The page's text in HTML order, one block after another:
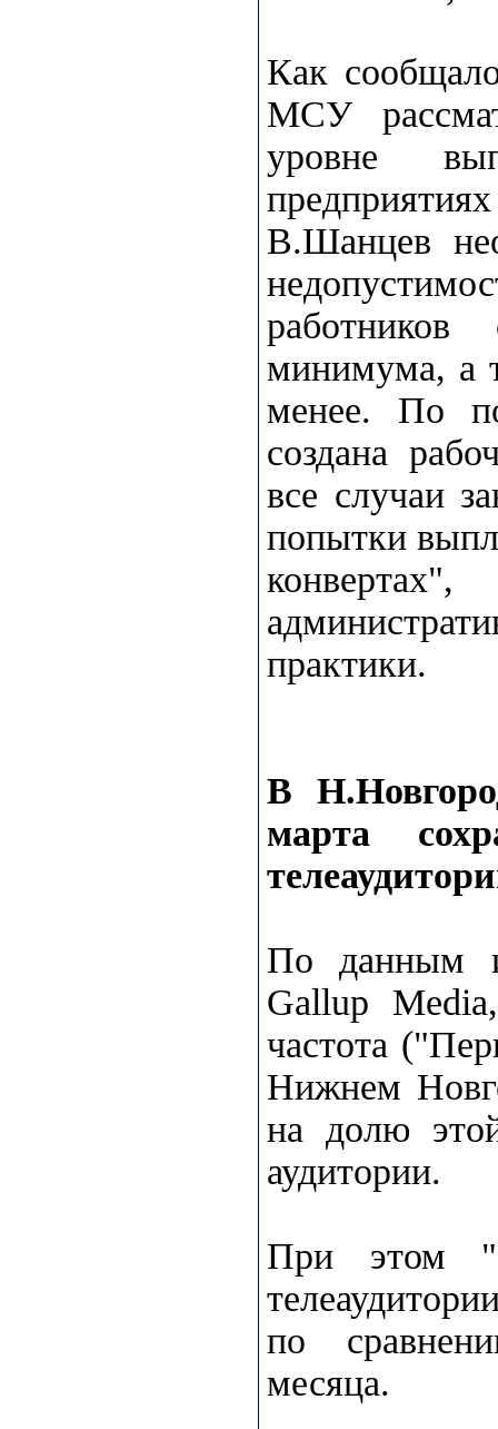
Как
МСУ
уровне
В.Шанцев
работников
минимума, а
менее. По
создана
все случаи
попытки
практики.
В
марта
По данным
Gallup
частота
Нижнем
на долю
аудитории.
При этом
по
месяца.